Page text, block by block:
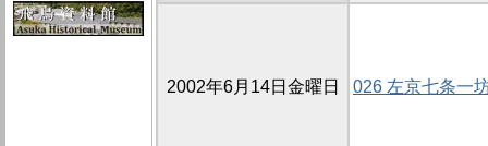
2002年6月14日金曜日 026 左京七条一